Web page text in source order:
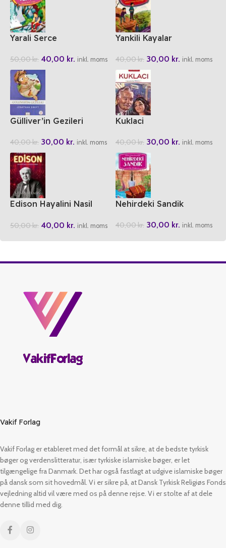
Yarali Serce
50,00kr. 40,00 kr. inkl. moms
Yankili Kayalar
40,00kr. 30,00 kr. inkl. moms
Gülliver’in Gezileri
40,00kr. 30,00 kr. inkl. moms
Kuklaci
40,00kr. 30,00 kr. inkl. moms
Edison Hayalini Nasil
50,00kr. 40,00 kr. inkl. moms
Nehirdeki Sandik
40,00kr. 30,00 kr. inkl. moms
Vakif Forlag
Vakif Forlag er etableret med det formål at sikre, at de bedste tyrkisk
bøger og verdenslitteratur, især tyrkiske islamiske bøger, er let
tilgængelige fra Danmark. Det har også fastlagt at udgive islamiske bøger
på dansk som sit hovedmål. Vi er sikre på, at Dansk Tyrkisk Religiøs Fonds
vejledning altid vil være med os på denne rejse. Vi er stolte af at dele
denne tillid med dig.